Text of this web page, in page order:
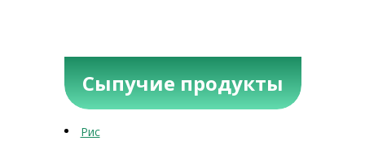
Сыпучие продукты
Рис